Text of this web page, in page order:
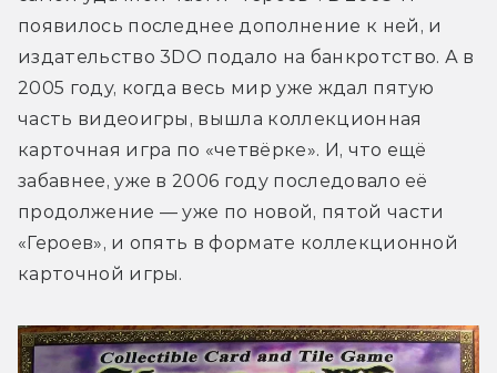
появилось последнее дополнение к ней, и
издательство 3DO подало на банкротство. А в
2005 году, когда весь мир уже ждал пятую
часть видеоигры, вышла коллекционная
карточная игра по «четвёрке». И, что ещё
забавнее, уже в 2006 году последовало её
продолжение — уже по новой, пятой части
«Героев», и опять в формате коллекционной
карточной игры.